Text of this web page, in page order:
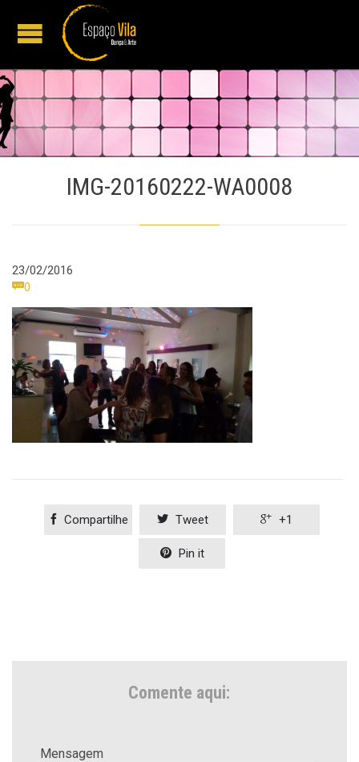
IMG-20160222-WA0008
23/02/2016
0
 Compartilhe  Tweet  +1
 Pin it
Comente aqui:
Mensagem